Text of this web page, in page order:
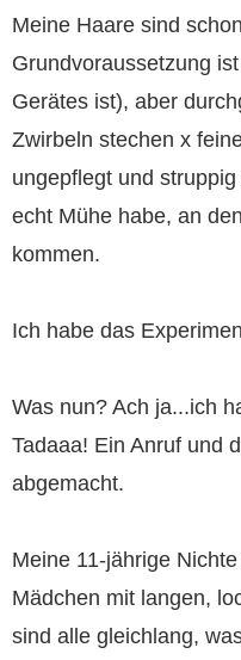
Meine Haare sind
Grundvoraussetzung
Gerätes ist), aber
Zwirbeln stechen x
ungepflegt und
echt Mühe habe, an
kommen.
Ich habe das
Was nun? Ach ja...ich
Tadaaa! Ein Anruf und
abgemacht.
Meine 11-jährige
Mädchen mit langen,
sind alle gleichlang,